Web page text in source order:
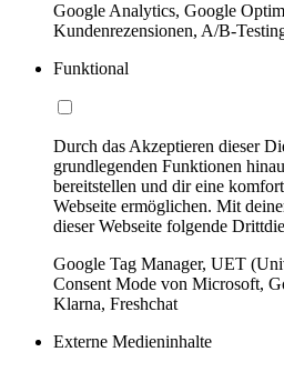
Google Analytics, Google
Kundenrezensionen, A/B-
Funktional
Durch das Akzeptieren dieser
grundlegenden Funktionen
bereitstellen und dir eine
Webseite ermöglichen. Mit
dieser Webseite folgende
Google Tag Manager, UET
Consent Mode von Microsoft,
Klarna, Freshchat
Externe Medieninhalte